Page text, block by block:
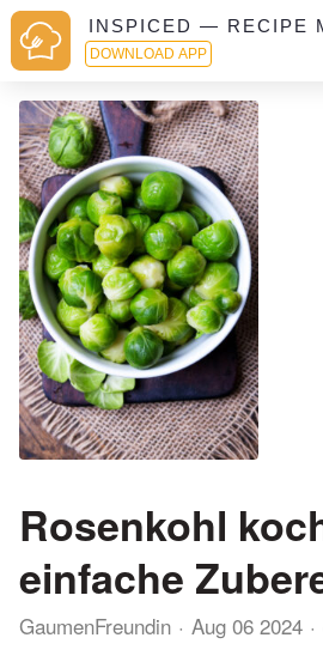
INSPICED — RECIPE
DOWNLOAD APP
Rosenkohl
einfache
GaumenFreundin Aug 06 2024